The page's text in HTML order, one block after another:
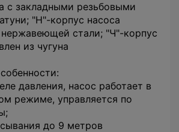
с закладными резьбовыми
"Н"-корпус насоса
нержавеющей стали; "Ч"-корпус
из чугуна
давления, насос работает в
режиме, управляется по
до 9 метров